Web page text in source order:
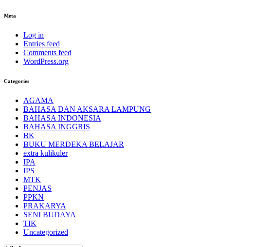
Meta
Log in
Entries feed
Comments feed
WordPress.org
Categories
AGAMA
BAHASA DAN AKSARA LAMPUNG
BAHASA INDONESIA
BAHASA INGGRIS
BK
BUKU MERDEKA BELAJAR
extra kulikuler
IPA
IPS
MTK
PENJAS
PPKN
PRAKARYA
SENI BUDAYA
TIK
Uncategorized